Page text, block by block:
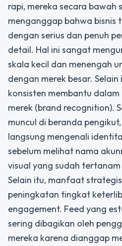
rapi, mereka secara bawah
menganggap bahwa bisnis
dengan serius dan penuh
detail. Hal ini sangat
skala kecil dan menengah
dengan merek besar.
konsisten membantu
merek (brand recognition).
muncul di beranda
langsung mengenali
sebelum melihat nama
visual yang sudah tertanam
Selain itu, manfaat
peningkatan tingkat
engagement. Feed yang
sering dibagikan oleh
mereka karena dianggap